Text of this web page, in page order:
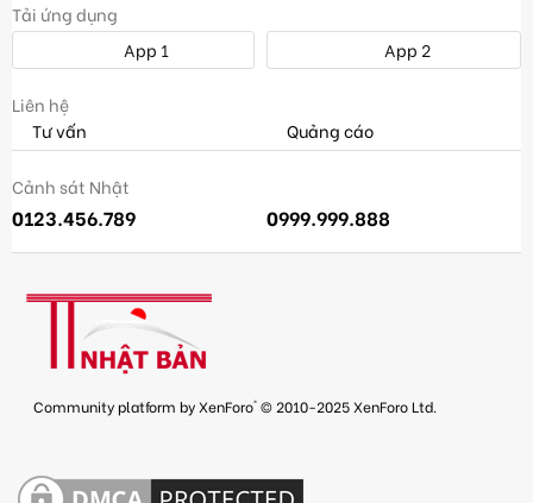
Tải ứng dụng
App 1
App 2
Liên hệ
Tư vấn
Quảng cáo
Cảnh sát Nhật
0123.456.789 0999.999.888
Community platform by XenForo® © 2010-2025 XenForo Ltd.